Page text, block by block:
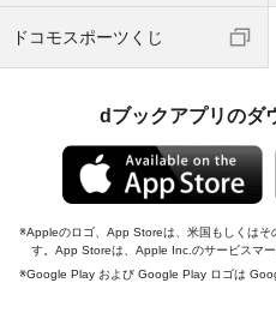
ドコモスポーツくじ
dブックアプリのダ
Appleのロゴ、App Storeは、米国もしくは
す。App Storeは、Apple Inc.のサービスマー
Google Play および Google Play ロゴは